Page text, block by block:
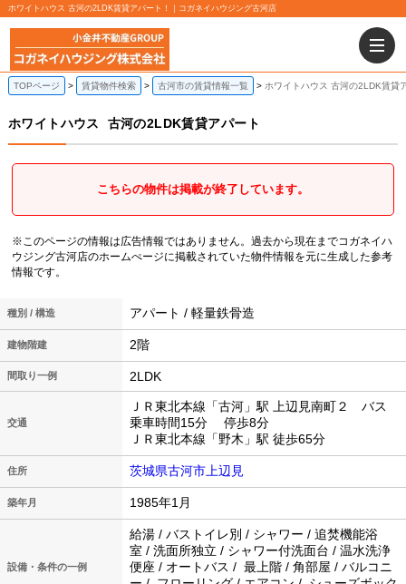
ホワイトハウス 古河の2LDK賃貸アパート！｜コガネイハウジング古河店
TOPページ 賃貸物件検索 古河市の賃貸情報一覧 ホワイトハウス 古河の2LDK賃貸
ホワイトハウス 古河の2LDK賃貸アパート
こちらの物件は掲載が終了しています。
※このページの情報は広告情報ではありません。過去から現在までコガネイハ
ウジング古河店のホームぺージに掲載されていた物件情報を元に生成した参考
情報です。
種別 / 構造 アパート / 軽量鉄骨造
建物階建 2階
間取り一例 2LDK
交通
ＪＲ東北本線「古河」駅 上辺見南町２ バス
乗車時間15分 停歩8分
ＪＲ東北本線「野木」駅 徒歩65分
住所 茨城県古河市上辺見
築年月 1985年1月
設備・条件の一例
給湯 / バストイレ別 / シャワー / 追焚機能浴
室 / 洗面所独立 / シャワー付洗面台 / 温水洗浄
便座 / オートバス / 最上階 / 角部屋 / バルコニ